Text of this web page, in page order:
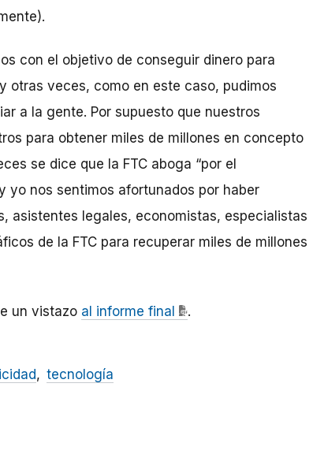
con el objetivo de conseguir dinero para
otras veces, como en este caso, pudimos
a la gente. Por supuesto que nuestros
para obtener miles de millones en concepto
se dice que la FTC aboga “por el
yo nos sentimos afortunados por haber
asistentes legales, economistas, especialistas
de la FTC para recuperar miles de millones
un vistazo al informe final .
tecnología